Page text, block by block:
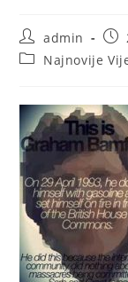
Post
author:
admin
PostNajnovije